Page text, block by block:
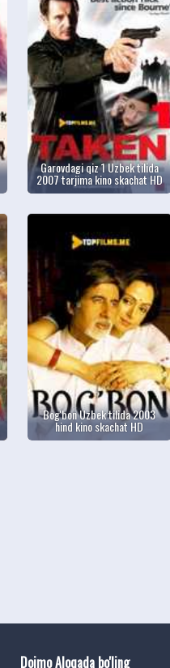
Garovdagi qiz 1 Uzbek tilida
2007 tarjima kino skachat HD
Bog'bon Uzbek tilida 2003
hind kino skachat HD
Doimo Aloqada bo'ling